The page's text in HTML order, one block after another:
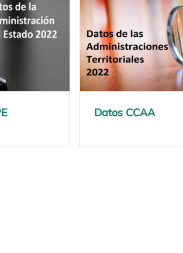
Datos CCAA
opens in a new tab